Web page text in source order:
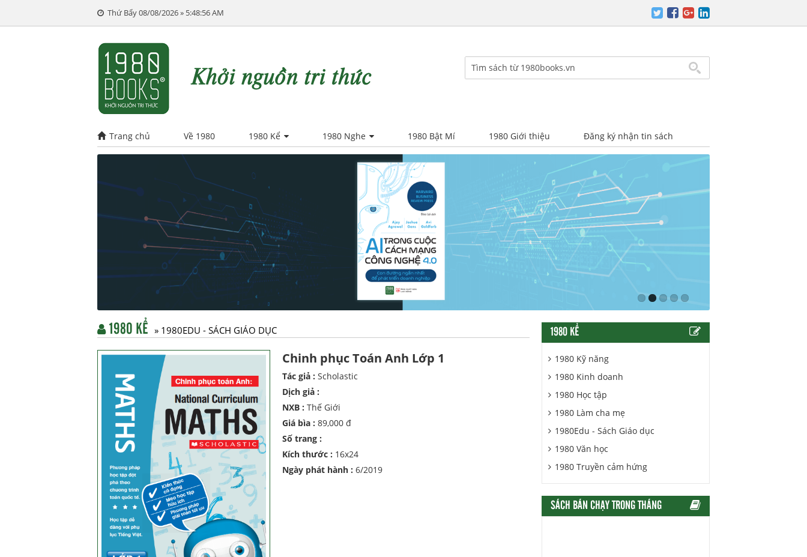
Thứ Bẩy 08/08/2026 » 5:48:57 AM
Trang chủ Về 1980 1980 Kể 1980 Nghe 1980 Bật Mí 1980 Giới thiệu Đăng ký nhận tin sách
1980 KỂ » 1980EDU - SÁCH GIÁO DỤC
Chinh phục Toán Anh Lớp 1
Tác giả : Scholastic
Dịch giả :
NXB : Thế Giới
Giá bìa : 89,000 đ
Số trang :
Kích thước : 16x24
Ngày phát hành : 6/2019
1980 KỂ
1980 Kỹ năng
1980 Kinh doanh
1980 Học tập
1980 Làm cha mẹ
1980Edu - Sách Giáo dục
1980 Văn học
1980 Truyền cảm hứng
SÁCH BÁN CHẠY TRONG THÁNG